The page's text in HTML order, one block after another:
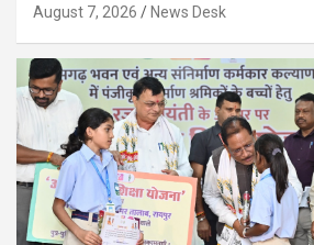
August 7, 2026 News Desk